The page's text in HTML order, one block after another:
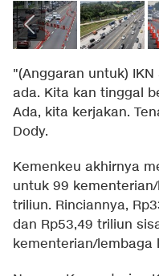
"(Anggaran untuk)
ada. Kita kan tinggal
Ada, kita kerjakan.
Dody.
Kemenkeu akhirnya
untuk 99
triliun. Rinciannya,
dan Rp53,49 triliun
kementerian/lembaga